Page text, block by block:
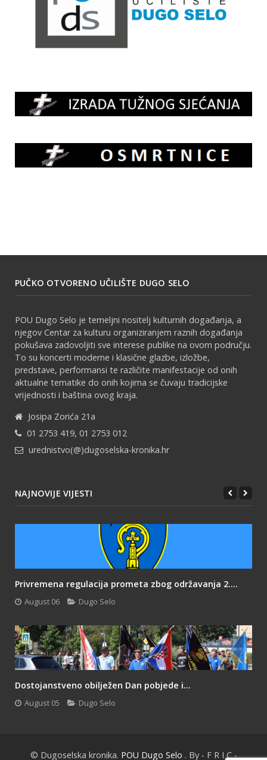
PUČKO OTVORENO UČILIŠTE DUGO SELO
POU Dugo Selo je temeljni nositelj kulturnih događanja, a
njegov Centar za kulturu organiziranjem raznih događanja
pokušava zadovoljiti sve interese publike na ovom području.
To su koncerti moderne i klasične glazbe, izložbe,
predstave, performansi te različite manifestacije od onih
aktualne tematike do onih kojima se čuvaju tradicijske
vrijednosti i baština ovog kraja.
Josipa Zorića 21a
01 2753 419, 01 2753 012
urednistvo(@)dugoselska-kronika.hr
NAJNOVIJE VIJESTI
Privremena regulacija prometa zbog održavanja 2....
August 06 Dugo Selo
Dostojanstveno obilježen Dan pobjede i...
August 05 Dugo Selo
© Dugoselska kronika. POU Dugo Selo . By - F R I C -